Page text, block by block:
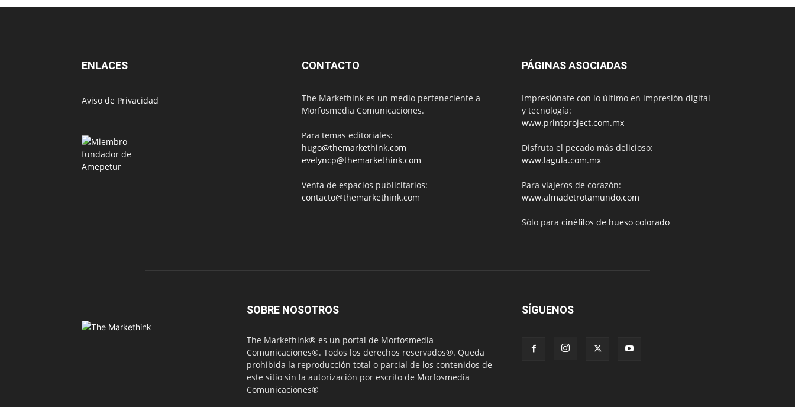
ENLACES
Aviso de Privacidad
CONTACTO
The Markethink es un medio perteneciente a
Morfosmedia Comunicaciones.
Para temas editoriales:
hugo@themarkethink.com
evelyncp@themarkethink.com
Venta de espacios publicitarios:
contacto@themarkethink.com
PÁGINAS ASOCIADAS
Impresiónate con lo último en impresión digital
y tecnología:
www.printproject.com.mx
Disfruta el pecado más delicioso:
www.lagula.com.mx
Para viajeros de corazón:
www.almadetrotamundo.com
Sólo para cinéfilos de hueso colorado
SOBRE NOSOTROS
The Markethink® es un portal de Morfosmedia
Comunicaciones®. Todos los derechos reservados®. Queda
prohibida la reproducción total o parcial de los contenidos de
este sitio sin la autorización por escrito de Morfosmedia
Comunicaciones®
SÍGUENOS